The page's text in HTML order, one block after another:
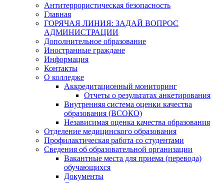
Антитеррористическая безопасность
Главная
ГОРЯЧАЯ ЛИНИЯ: ЗАДАЙ ВОПРОС
АДМИНИСТРАЦИИ
Дополнительное образование
Иностранные граждане
Информация
Контакты
О колледже
Аккредитационный мониторинг
Отчеты о результатах анкетирования
Внутренняя система оценки качества
образования (ВСОКО)
Независимая оценка качества образования
Отделение медицинского образования
Профилактическая работа со студентами
Сведения об образовательной организации
Вакантные места для приема (перевода)
обучающихся
Документы